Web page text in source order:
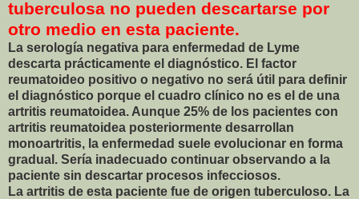
tuberculosa no pueden descartarse por
otro medio en esta paciente.
La serología negativa para enfermedad de Lyme
descarta prácticamente el diagnóstico. El factor
reumatoideo positivo o negativo no será útil para definir
el diagnóstico porque el cuadro clínico no es el de una
artritis reumatoidea. Aunque 25% de los pacientes con
artritis reumatoidea posteriormente desarrollan
monoartritis, la enfermedad suele evolucionar en forma
gradual. Sería inadecuado continuar observando a la
paciente sin descartar procesos infecciosos.
La artritis de esta paciente fue de origen tuberculoso. La